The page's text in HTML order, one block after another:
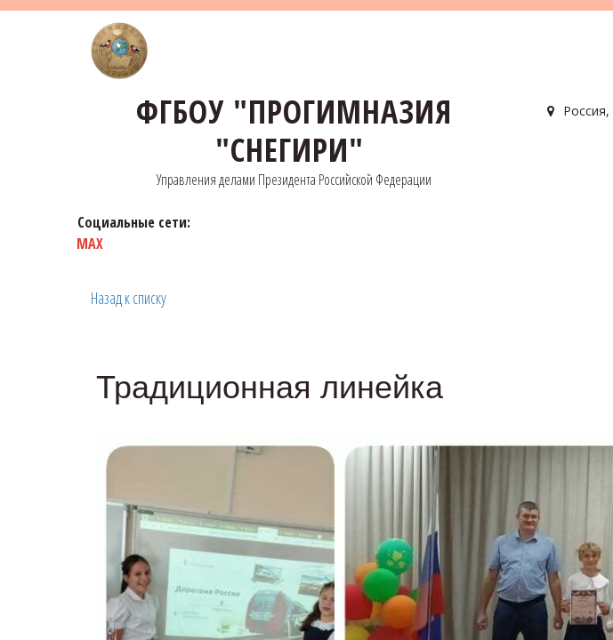
ФГБОУ "ПРОГИМНАЗИЯ
"СНЕГИРИ"
Управления делами Президента Российской Федерации
Социальные сети:
MAX
Россия,
Назад к списку
Традиционная линейка